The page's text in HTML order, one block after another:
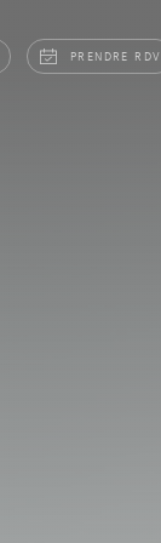
PRENDRE RDV